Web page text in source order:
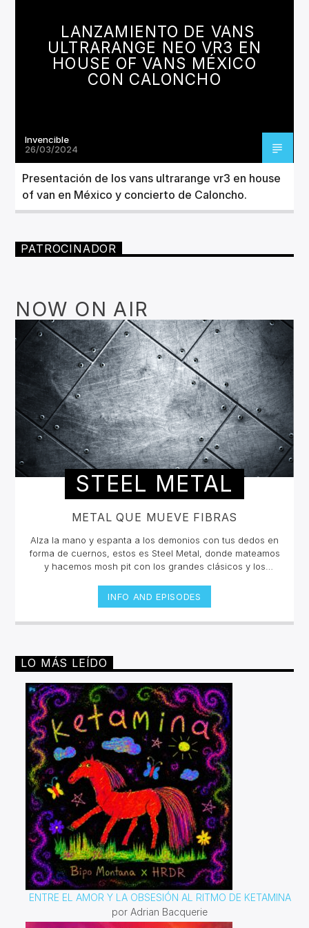
TÍTULO
ARTISTA
Invencible Radio
LANZAMIENTO DE VANS
ULTRARANGE NEO VR3 EN
HOUSE OF VANS MÉXICO
CON CALONCHO
Invencible
26/03/2024
Presentación de los vans ultrarange vr3 en house
of van en México y concierto de Caloncho.
PATROCINADOR
NOW ON AIR
STEEL METAL
METAL QUE MUEVE FIBRAS
Alza la mano y espanta a los demonios con tus dedos en
forma de cuernos, estos es Steel Metal, donde mateamos
y hacemos mosh pit con los grandes clásicos y los
Symphonic Metal, Doom, Stoner, Nu Metal, Glam metal,
Speed Metal, Black Metal, Metal Progresivo ¡y más
ruido!Miércoles 6pm a 8 pm | Domingo 10 am a 12 pm por
INFO AND EPISODES
LO MÁS LEÍDO
ENTRE EL AMOR Y LA OBSESIÓN AL RITMO DE KETAMINA
por Adrian Bacquerie